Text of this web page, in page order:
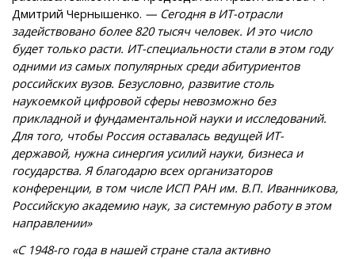
Дмитрий Чернышенко. — Сегодня в ИТ-отрасли
задействовано более 820 тысяч человек. И это число
будет только расти. ИТ-специальности стали в этом году
одними из самых популярных среди абитуриентов
российских вузов. Безусловно, развитие столь
наукоемкой цифровой сферы невозможно без
прикладной и фундаментальной науки и исследований.
Для того, чтобы Россия оставалась ведущей ИТ-
державой, нужна синергия усилий науки, бизнеса и
государства. Я благодарю всех организаторов
конференции, в том числе ИСП РАН им. В.П. Иванникова,
Российскую академию наук, за системную работу в этом
направлении»
«С 1948-го года в нашей стране стала активно